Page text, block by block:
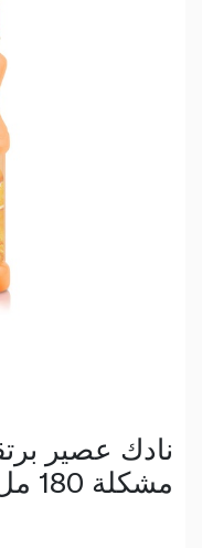
نادك عصير
مشكلة 180 مل